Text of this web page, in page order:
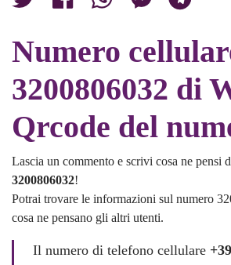
Numero
3200806032 di
Qrcode del
Lascia un commento e scrivi cosa ne pensi
3200806032!
Potrai trovare le informazioni sul numero
cosa ne pensano gli altri utenti.
Il numero di telefono cellulare